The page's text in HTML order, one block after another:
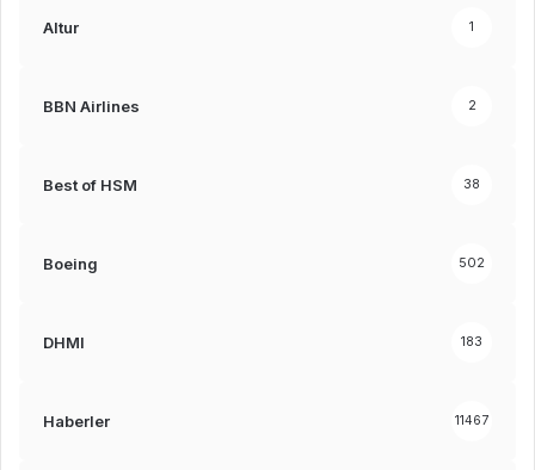
Altur 1
BBN Airlines 2
Best of HSM 38
Boeing 502
DHMI 183
Haberler 11467